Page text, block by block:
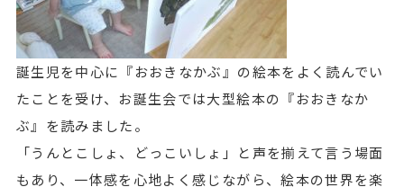
誕生児を中心に『おおきなかぶ』の絵本をよく読んでい
たことを受け、お誕生会では大型絵本の『おおきなか
ぶ』を読みました。
「うんとこしょ、どっこいしょ」と声を揃えて言う場面
もあり、一体感を心地よく感じながら、絵本の世界を楽